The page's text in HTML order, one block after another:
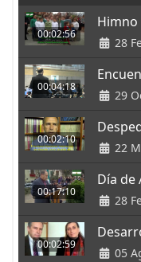
00:02:56
Himno
28
00:04:18
29
00:02:10
22
00:17:10
Día de
28
00:02:59
05